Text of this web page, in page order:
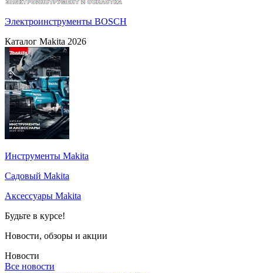
Электроинструменты BOSCH
Каталог Makita 2026
Инструменты Makita
Садовый Makita
Аксессуары Makita
Будьте в курсе!
Новости, обзоры и акции
Новости
Все новости